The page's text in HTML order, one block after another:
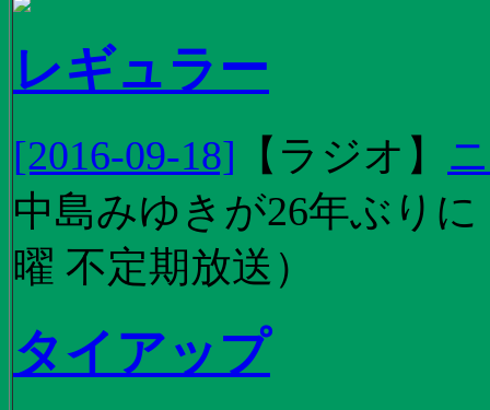
レギュラー
[2016-09-18] 【 ラジオ 】
中島みゆきが26年ぶり
曜 不定期放送）
タイアップ